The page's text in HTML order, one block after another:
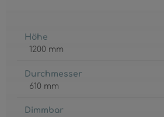
Höhe
1200 mm
Durchmesser
610 mm
Dimmbar